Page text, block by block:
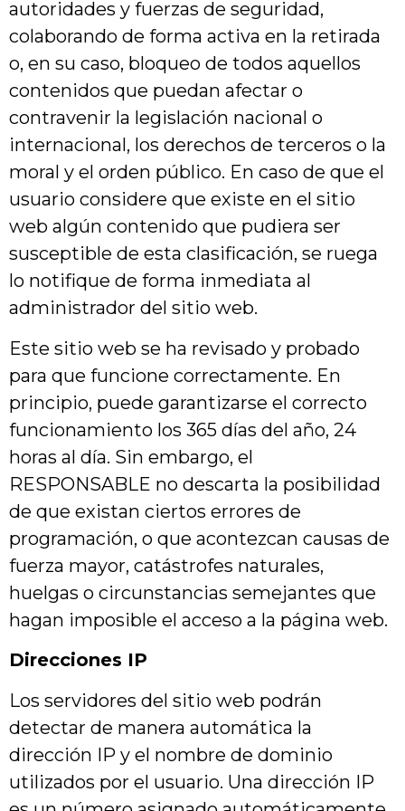
autoridades y fuerzas de seguridad,
colaborando de forma activa en la retirada
o, en su caso, bloqueo de todos aquellos
contenidos que puedan afectar o
contravenir la legislación nacional o
internacional, los derechos de terceros o la
moral y el orden público. En caso de que el
usuario considere que existe en el sitio
web algún contenido que pudiera ser
susceptible de esta clasificación, se ruega
lo notifique de forma inmediata al
administrador del sitio web.
Este sitio web se ha revisado y probado
para que funcione correctamente. En
principio, puede garantizarse el correcto
funcionamiento los 365 días del año, 24
horas al día. Sin embargo, el
RESPONSABLE no descarta la posibilidad
de que existan ciertos errores de
programación, o que acontezcan causas de
fuerza mayor, catástrofes naturales,
huelgas o circunstancias semejantes que
hagan imposible el acceso a la página web.
Direcciones IP
Los servidores del sitio web podrán
detectar de manera automática la
dirección IP y el nombre de dominio
utilizados por el usuario. Una dirección IP